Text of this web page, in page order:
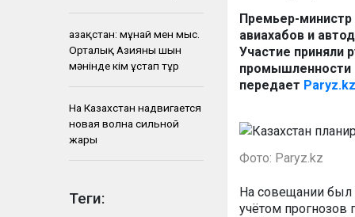
Қазақстан: мұнай мен мыс.
Орталық Азияны шын
мәнінде кім ұстап тұр
На Казахстан надвигается
новая волна сильной
жары
Теги:
Премьер-
авиахабов и
Участие приняли
промышленности
передает Paryz.kz
Фото: Paryz.kz
На совещании был
учётом прогнозов